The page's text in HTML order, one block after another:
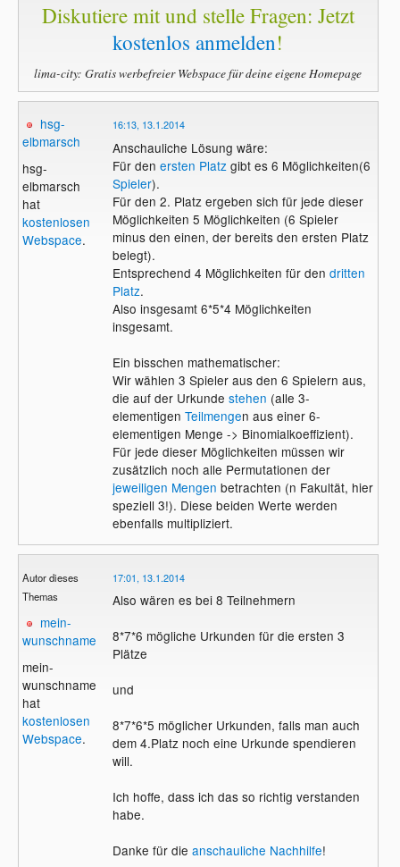
Diskutiere mit und stelle Fragen: Jetzt
kostenlos anmelden!
lima-city: Gratis werbefreier Webspace für deine eigene Homepage
hsg-
elbmarsch
hsg-
elbmarsch
hat
kostenlosen
Webspace.
16:13, 13.1.2014
Anschauliche Lösung wäre:
Für den ersten Platz gibt es 6 Möglichkeiten(6
Spieler).
Für den 2. Platz ergeben sich für jede dieser
Möglichkeiten 5 Möglichkeiten (6 Spieler
minus den einen, der bereits den ersten Platz
belegt).
Entsprechend 4 Möglichkeiten für den dritten
Platz.
Also insgesamt 6*5*4 Möglichkeiten
insgesamt.
Ein bisschen mathematischer:
Wir wählen 3 Spieler aus den 6 Spielern aus,
die auf der Urkunde stehen (alle 3-
elementigen Teilmengen aus einer 6-
elementigen Menge -> Binomialkoeffizient).
Für jede dieser Möglichkeiten müssen wir
zusätzlich noch alle Permutationen der
jeweiligen Mengen betrachten (n Fakultät, hier
speziell 3!). Diese beiden Werte werden
ebenfalls multipliziert.
Autor dieses
Themas
mein-
wunschname
mein-
wunschname
hat
kostenlosen
Webspace.
17:01, 13.1.2014
Also wären es bei 8 Teilnehmern
8*7*6 mögliche Urkunden für die ersten 3
Plätze
und
8*7*6*5 möglicher Urkunden, falls man auch
dem 4.Platz noch eine Urkunde spendieren
will.
Ich hoffe, dass ich das so richtig verstanden
habe.
Danke für die anschauliche Nachhilfe!